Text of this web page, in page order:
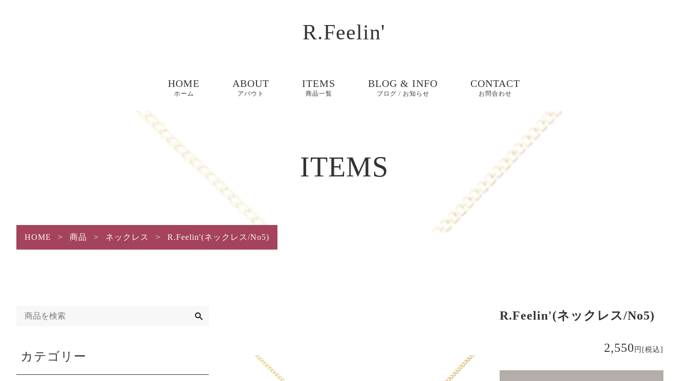
R.Feelin'
HOME
ホーム
ABOUT
アバウト
ITEMS
商品一覧
BLOG & INFO
ブログ / お知らせ
CONTACT
お問合わせ
ITEMS
HOME > 商品 > ネックレス > R.Feelin'(ネックレス/No5)
R.Feelin'(ネックレス/No5)
2,550 円 [税込]
カテゴリー